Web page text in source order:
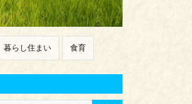
暮らし住まい 食育